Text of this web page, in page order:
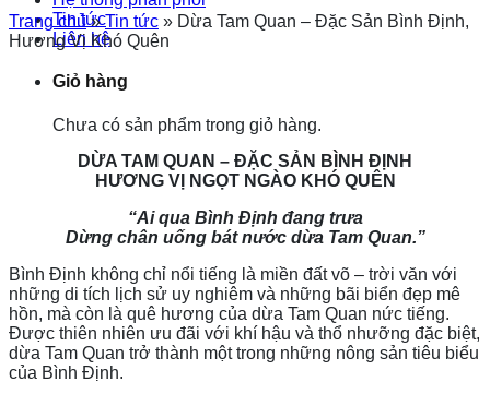
Tin tức
Liên hệ
Giỏ hàng
Chưa có sản phẩm trong giỏ hàng.
Trang chủ»Tin tức » Dừa Tam Quan – Đặc Sản Bình Định,
Hương Vị Khó Quên
DỪA TAM QUAN – ĐẶC SẢN BÌNH ĐỊNH
HƯƠNG VỊ NGỌT NGÀO KHÓ QUÊN
“Ai qua Bình Định đang trưa
Dừng chân uống bát nước dừa Tam Quan.”
Bình Định không chỉ nổi tiếng là miền đất võ – trời văn với
những di tích lịch sử uy nghiêm và những bãi biển đẹp mê
hồn, mà còn là quê hương của dừa Tam Quan nức tiếng.
Được thiên nhiên ưu đãi với khí hậu và thổ nhưỡng đặc biệt,
dừa Tam Quan trở thành một trong những nông sản tiêu biểu
của Bình Định.